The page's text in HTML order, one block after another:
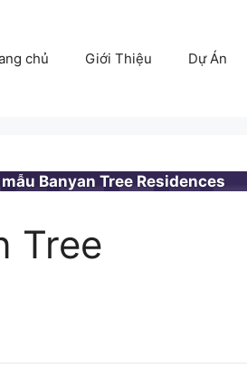
chủ Giới Thiệu Dự Án
Banyan Tree Residences
Tree